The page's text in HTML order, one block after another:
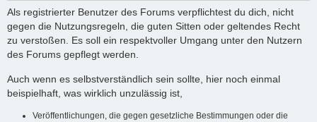
Als registrierter Benutzer des Forums verpflichtest du dich, nicht
gegen die Nutzungsregeln, die guten Sitten oder geltendes Recht
zu verstoßen. Es soll ein respektvoller Umgang unter den Nutzern
des Forums gepflegt werden.
Auch wenn es selbstverständlich sein sollte, hier noch einmal
beispielhaft, was wirklich unzulässig ist,
Veröffentlichungen, die gegen gesetzliche Bestimmungen oder die